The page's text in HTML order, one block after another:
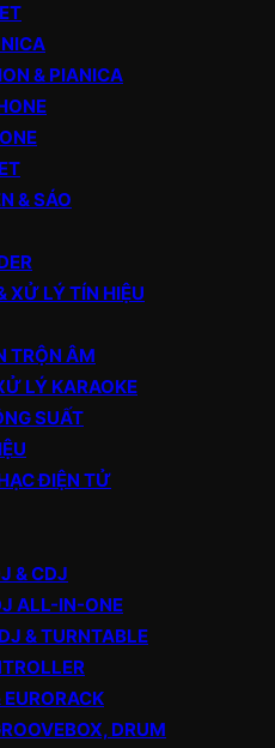
& PIANICA
& SÁO
XỬ LÝ TÍN HIỆU
TRỘN ÂM
LÝ KARAOKE
SUẤT
ĐIỆN TỬ
& CDJ
ALL-IN-ONE
& TURNTABLE
DRUM